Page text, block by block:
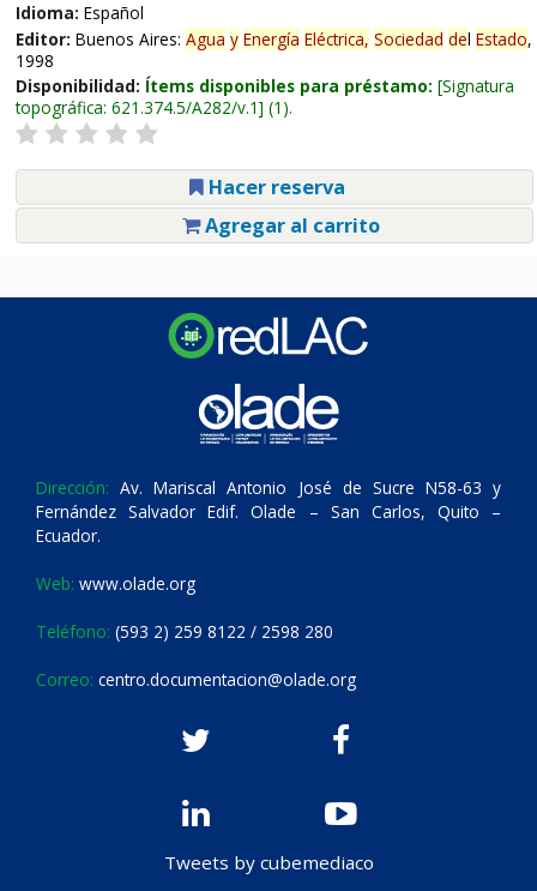
Idioma: Español
Editor: Buenos Aires: Agua y Energía Eléctrica, Sociedad del Estado,
1998
Disponibilidad: Ítems disponibles para préstamo: Signatura
topográfica: 621.374.5/A282/v.1 (1).
Hacer reserva
Agregar al carrito
Dirección: Av. Mariscal Antonio José de Sucre N58-63 y
Fernández Salvador Edif. Olade – San Carlos, Quito –
Ecuador.
Web: www.olade.org
Teléfono: (593 2) 259 8122 / 2598 280
Correo: centro.documentacion@olade.org
Tweets by cubemediaco